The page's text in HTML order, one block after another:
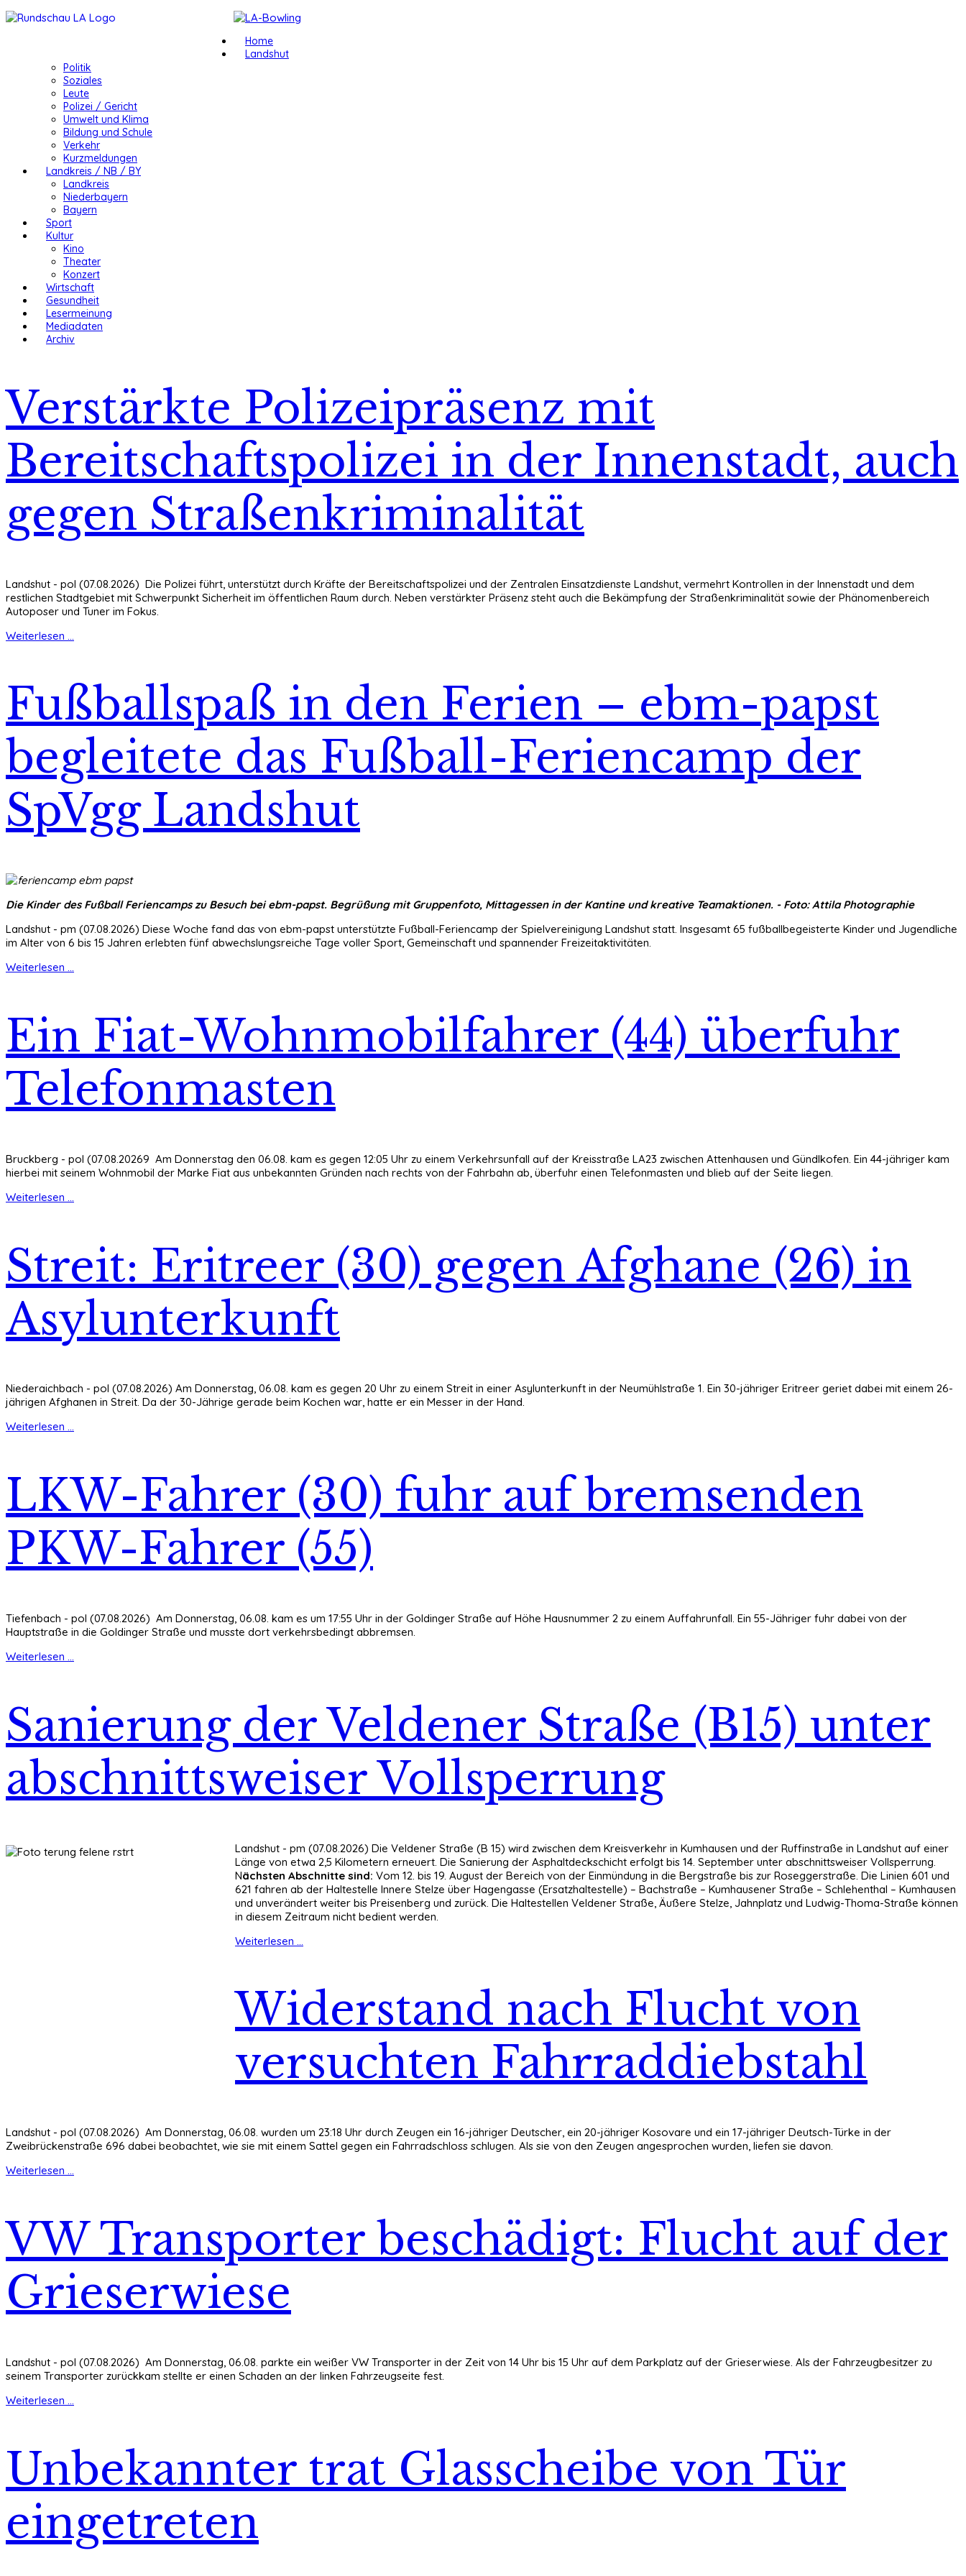
Home
Landshut
Politik
Soziales
Leute
Polizei / Gericht
Umwelt und Klima
Bildung und Schule
Verkehr
Kurzmeldungen
Landkreis / NB / BY
Landkreis
Niederbayern
Bayern
Sport
Kultur
Kino
Theater
Konzert
Wirtschaft
Gesundheit
Lesermeinung
Mediadaten
Archiv
Verstärkte Polizeipräsenz mit
Bereitschaftspolizei in der Innenstadt, auch
gegen Straßenkriminalität
Landshut - pol (07.08.2026) Die Polizei führt, unterstützt durch Kräfte der Bereitschaftspolizei und der Zentralen Einsatzdienste Landshut, vermehrt Kontrollen in der Innenstadt und dem
restlichen Stadtgebiet mit Schwerpunkt Sicherheit im öffentlichen Raum durch. Neben verstärkter Präsenz steht auch die Bekämpfung der Straßenkriminalität sowie der Phänomenbereich
Autoposer und Tuner im Fokus.
Weiterlesen ...
Fußballspaß in den Ferien – ebm-papst
begleitete das Fußball-Feriencamp der
SpVgg Landshut
Die Kinder des Fußball Feriencamps zu Besuch bei ebm-papst. Begrüßung mit Gruppenfoto, Mittagessen in der Kantine und kreative Teamaktionen. - Foto: Attila Photographie
Landshut - pm (07.08.2026) Diese Woche fand das von ebm-papst unterstützte Fußball-Feriencamp der Spielvereinigung Landshut statt. Insgesamt 65 fußballbegeisterte Kinder und Jugendliche
im Alter von 6 bis 15 Jahren erlebten fünf abwechslungsreiche Tage voller Sport, Gemeinschaft und spannender Freizeitaktivitäten.
Weiterlesen ...
Ein Fiat-Wohnmobilfahrer (44) überfuhr
Telefonmasten
Bruckberg - pol (07.08.20269 Am Donnerstag den 06.08. kam es gegen 12:05 Uhr zu einem Verkehrsunfall auf der Kreisstraße LA23 zwischen Attenhausen und Gündlkofen. Ein 44-jähriger kam
hierbei mit seinem Wohnmobil der Marke Fiat aus unbekannten Gründen nach rechts von der Fahrbahn ab, überfuhr einen Telefonmasten und blieb auf der Seite liegen.
Weiterlesen ...
Streit: Eritreer (30) gegen Afghane (26) in
Asylunterkunft
Niederaichbach - pol (07.08.2026) Am Donnerstag, 06.08. kam es gegen 20 Uhr zu einem Streit in einer Asylunterkunft in der Neumühlstraße 1. Ein 30-jähriger Eritreer geriet dabei mit einem 26-
jährigen Afghanen in Streit. Da der 30-Jährige gerade beim Kochen war, hatte er ein Messer in der Hand.
Weiterlesen ...
LKW-Fahrer (30) fuhr auf bremsenden
PKW-Fahrer (55)
Tiefenbach - pol (07.08.2026) Am Donnerstag, 06.08. kam es um 17:55 Uhr in der Goldinger Straße auf Höhe Hausnummer 2 zu einem Auffahrunfall. Ein 55-Jähriger fuhr dabei von der
Hauptstraße in die Goldinger Straße und musste dort verkehrsbedingt abbremsen.
Weiterlesen ...
Sanierung der Veldener Straße (B15) unter
abschnittsweiser Vollsperrung
Landshut - pm (07.08.2026) Die Veldener Straße (B 15) wird zwischen dem Kreisverkehr in Kumhausen und der Ruffinstraße in Landshut auf einer
Länge von etwa 2,5 Kilometern erneuert. Die Sanierung der Asphaltdeckschicht erfolgt bis 14. September unter abschnittsweiser Vollsperrung.
Nächsten Abschnitte sind: Vom 12. bis 19. August der Bereich von der Einmündung in die Bergstraße bis zur Roseggerstraße. Die Linien 601 und
621 fahren ab der Haltestelle Innere Stelze über Hagengasse (Ersatzhaltestelle) – Bachstraße – Kumhausener Straße – Schlehenthal – Kumhausen
und unverändert weiter bis Preisenberg und zurück. Die Haltestellen Veldener Straße, Äußere Stelze, Jahnplatz und Ludwig-Thoma-Straße können
in diesem Zeitraum nicht bedient werden.
Weiterlesen ...
Widerstand nach Flucht von
versuchten Fahrraddiebstahl
Landshut - pol (07.08.2026) Am Donnerstag, 06.08. wurden um 23:18 Uhr durch Zeugen ein 16-jähriger Deutscher, ein 20-jähriger Kosovare und ein 17-jähriger Deutsch-Türke in der
Zweibrückenstraße 696 dabei beobachtet, wie sie mit einem Sattel gegen ein Fahrradschloss schlugen. Als sie von den Zeugen angesprochen wurden, liefen sie davon.
Weiterlesen ...
VW Transporter beschädigt: Flucht auf der
Grieserwiese
Landshut - pol (07.08.2026) Am Donnerstag, 06.08. parkte ein weißer VW Transporter in der Zeit von 14 Uhr bis 15 Uhr auf dem Parkplatz auf der Grieserwiese. Als der Fahrzeugbesitzer zu
seinem Transporter zurückkam stellte er einen Schaden an der linken Fahrzeugseite fest.
Weiterlesen ...
Unbekannter trat Glasscheibe von Tür
eingetreten